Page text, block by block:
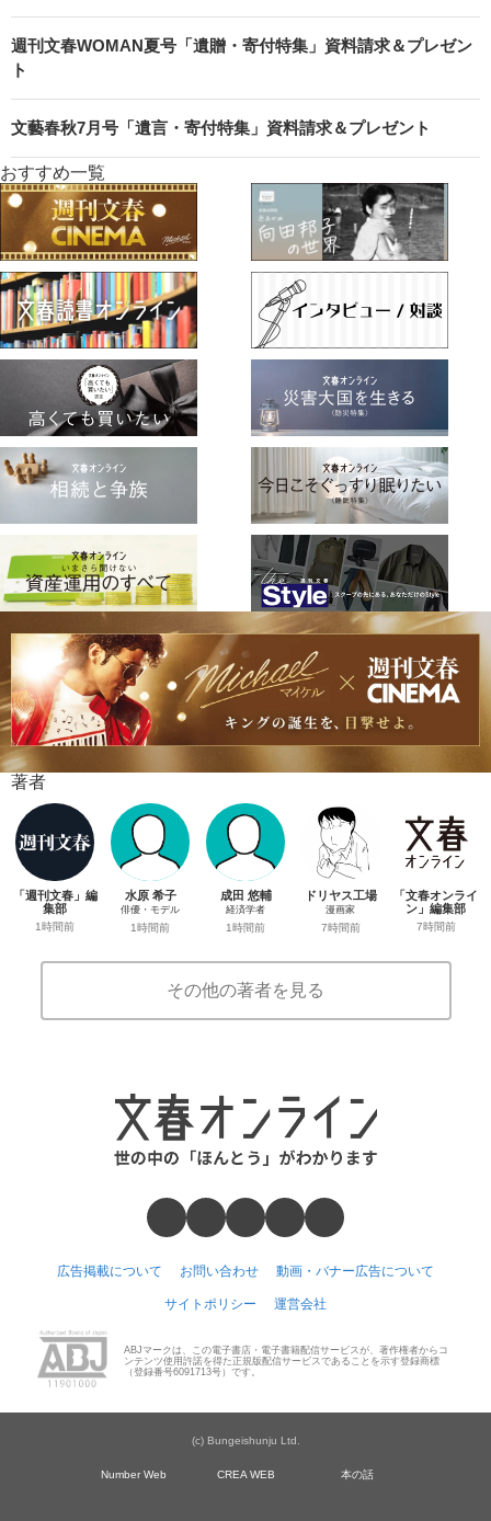
週刊文春WOMAN夏号「遺贈・寄付特集」資料請求＆プレゼン
ト
文藝春秋7月号「遺言・寄付特集」資料請求＆プレゼント
おすすめ一覧
著者
「週刊文春」編
集部
1時間前
水原 希子
俳優・モデル
1時間前
成田 悠輔
経済学者
1時間前
ドリヤス工場
漫画家
7時間前
「文春オンライ
ン」編集部
7時間前
その他の著者を見る
広告掲載について お問い合わせ 動画・バナー広告について
サイトポリシー 運営会社
ABJマークは、この電子書店・電子書籍配信サービスが、著作権者からコ
ンテンツ使用許諾を得た正規版配信サービスであることを示す登録商標
（登録番号6091713号）です。
(c) Bungeishunju Ltd.
Number Web CREA WEB 本の話